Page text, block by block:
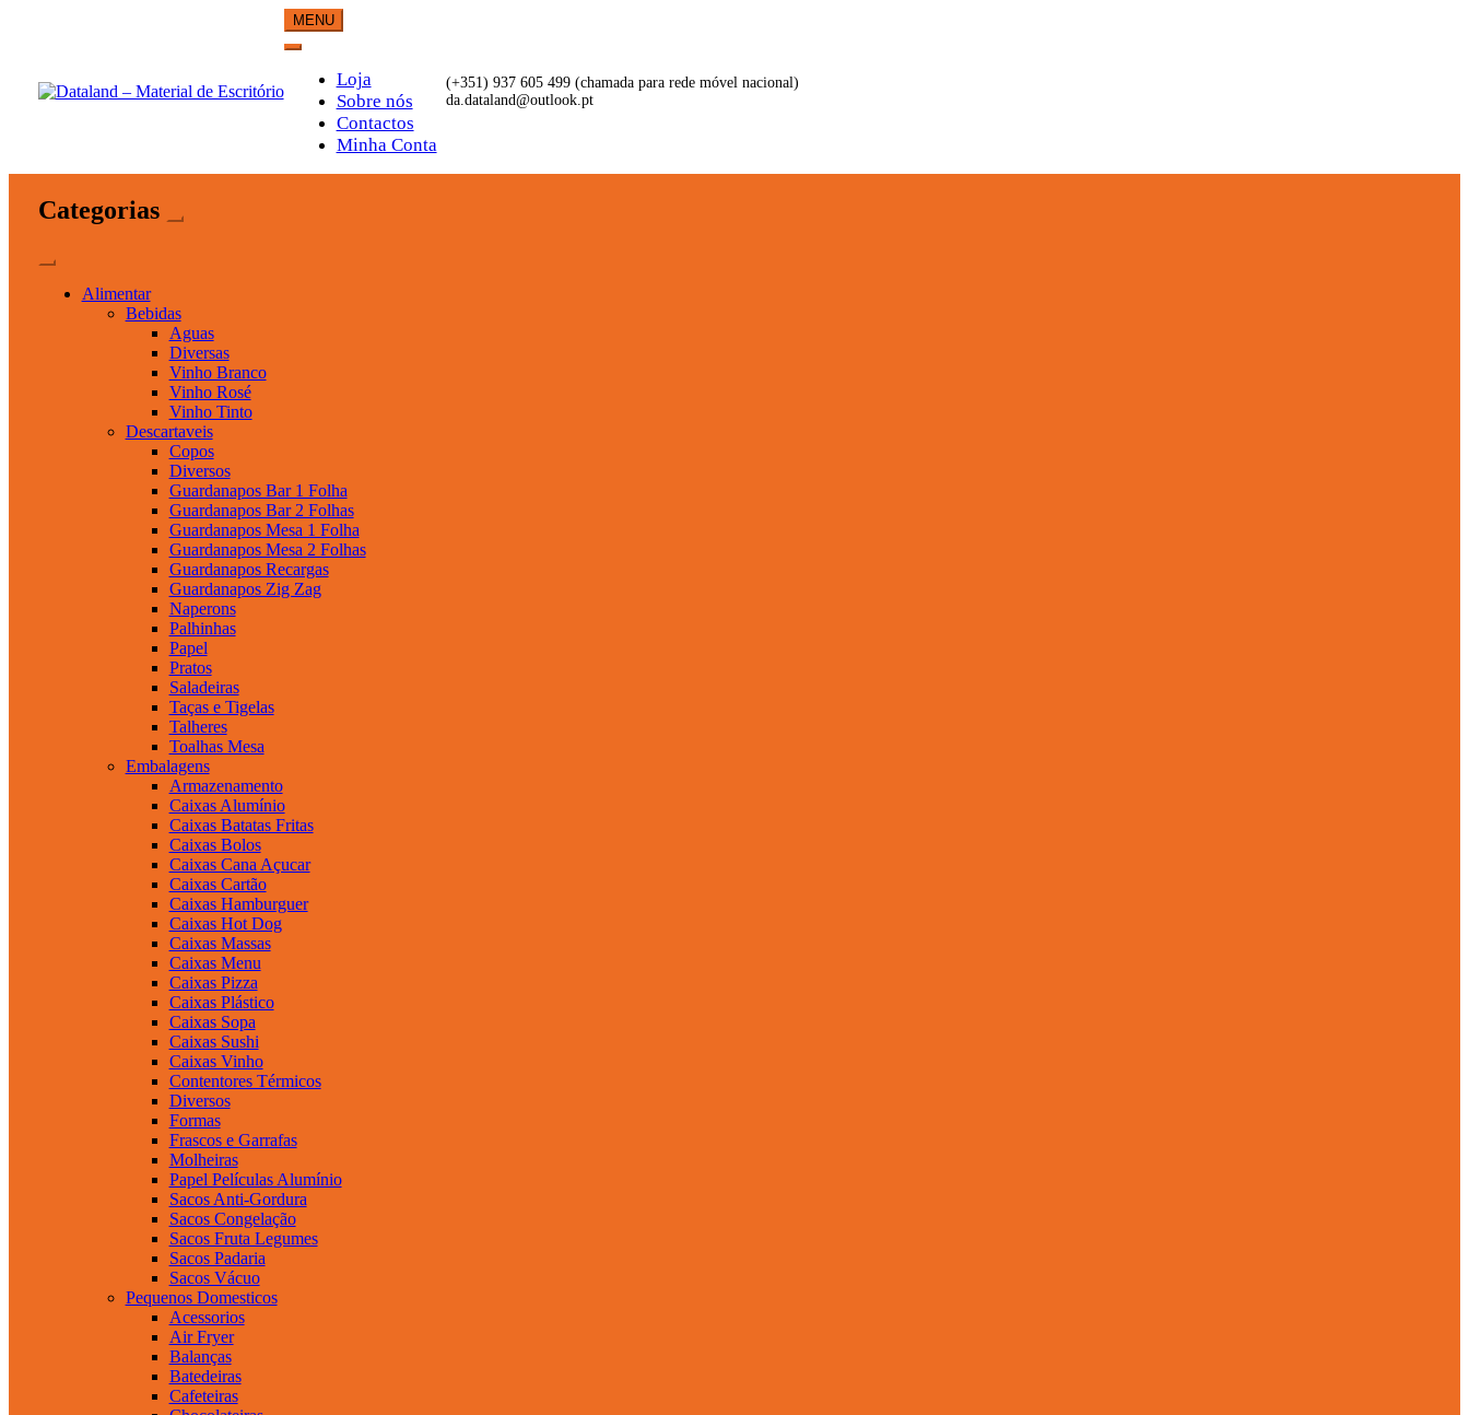
Dataland – Material de Escritório
MENU
Loja
Sobre nós
Contactos
Minha Conta
(+351) 937 605 499 (chamada para rede móvel nacional)
da.dataland@outlook.pt
Categorias
Alimentar
Bebidas
Aguas
Diversas
Vinho Branco
Vinho Rosé
Vinho Tinto
Descartaveis
Copos
Diversos
Guardanapos Bar 1 Folha
Guardanapos Bar 2 Folhas
Guardanapos Mesa 1 Folha
Guardanapos Mesa 2 Folhas
Guardanapos Recargas
Guardanapos Zig Zag
Naperons
Palhinhas
Papel
Pratos
Saladeiras
Taças e Tigelas
Talheres
Toalhas Mesa
Embalagens
Armazenamento
Caixas Alumínio
Caixas Batatas Fritas
Caixas Bolos
Caixas Cana Açucar
Caixas Cartão
Caixas Hamburguer
Caixas Hot Dog
Caixas Massas
Caixas Menu
Caixas Pizza
Caixas Plástico
Caixas Sopa
Caixas Sushi
Caixas Vinho
Contentores Térmicos
Diversos
Formas
Frascos e Garrafas
Molheiras
Papel Películas Alumínio
Sacos Anti-Gordura
Sacos Congelação
Sacos Fruta Legumes
Sacos Padaria
Sacos Vácuo
Pequenos Domesticos
Acessorios
Air Fryer
Balanças
Batedeiras
Cafeteiras